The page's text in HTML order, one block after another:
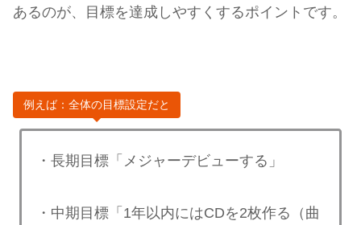
あるのが、目標を達成しやすくするポイントです。
例えば：全体の目標設定だと
・長期目標「メジャーデビューする」
・中期目標「1年以内にはCDを2枚作る（曲